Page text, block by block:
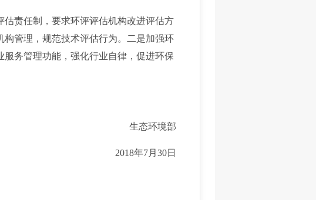
责任制，要求环评评估机构改进评估方
管理，规范技术评估行为。二是加强环
务管理功能，强化行业自律，促进环保
生态环境部
2018年7月30日